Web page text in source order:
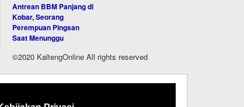
Antrean BBM Panjang di
Kobar, Seorang
Perempuan Pingsan
Saat Menunggu
©2020 KaltengOnline All rights reserved